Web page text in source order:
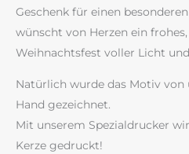
Geschenk für einen
wünscht von Herzen ein
Weihnachtsfest voller Licht
Natürlich wurde das Motiv von
Hand gezeichnet.
Mit unserem Spezialdrucker
Kerze gedruckt!